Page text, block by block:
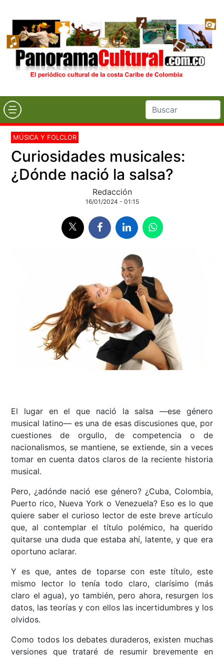
MÚSICA Y FOLCLOR
Curiosidades musicales:
¿Dónde nació la salsa?
Redacción
16/01/2024 - 01:15
El lugar en el que nació la salsa ––ese género
musical latino–– es una de esas discusiones que, por
cuestiones de orgullo, de competencia o de
nacionalismos, se mantiene, se extiende, sin a veces
tomar en cuenta datos claros de la reciente historia
musical.
Pero, ¿adónde nació ese género? ¿Cuba, Colombia,
Puerto rico, Nueva York o Venezuela? Eso es lo que
quiere saber el curioso lector de este breve artículo
que, al contemplar el título polémico, ha querido
quitarse una duda que estaba ahí, latente, y que era
oportuno aclarar.
Y es que, antes de toparse con este título, este
mismo lector lo tenía todo claro, clarísimo (más
claro el agua), yo también, pero ahora, resurgen los
datos, las teorías y con ellos las incertidumbres y los
olvidos.
Como todos los debates duraderos, existen muchas
versiones que trataré de resumir brevemente en